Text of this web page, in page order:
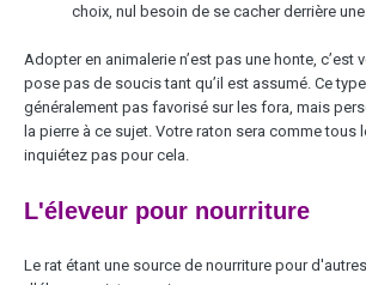
choix, nul besoin de se cacher derrière
Adopter en animalerie n’est pas une honte, c’est
pose pas de soucis tant qu’il est assumé. Ce
généralement pas favorisé sur les fora, mais
la pierre à ce sujet. Votre raton sera comme tous
inquiétez pas pour cela.
L'éleveur pour nourriture
Le rat étant une source de nourriture pour